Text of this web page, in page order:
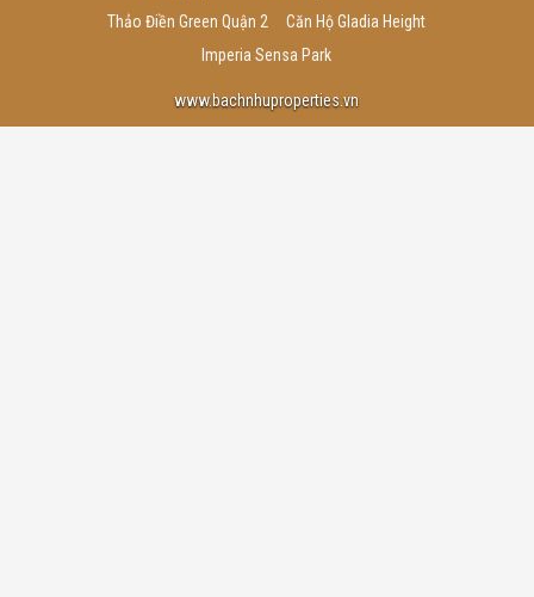
Thảo Điền Green Quận 2
Căn Hộ Gladia Height
Imperia Sensa Park
www.bachnhuproperties.vn